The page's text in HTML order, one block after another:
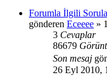
Forumla İlgili
gönderen Eceeee »
3 Cevaplar
86679
Son mesaj
26 Eyl 2010,